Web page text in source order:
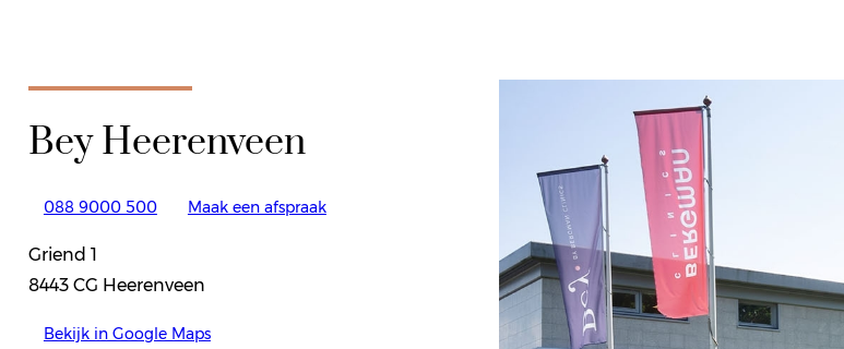
Bey Heerenveen
088 9000 500 Maak een afspraak
Griend 1
8443 CG Heerenveen
Bekijk in Google Maps